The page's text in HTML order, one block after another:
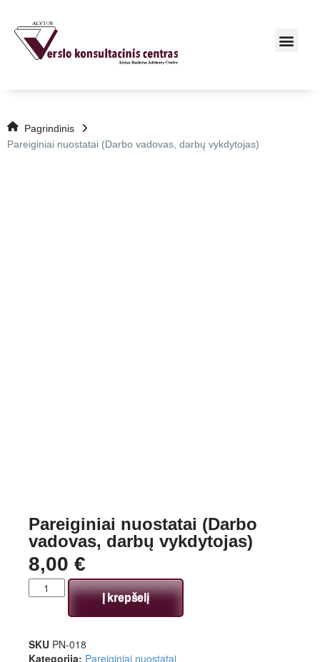
Pagrindinis
Pareiginiai nuostatai (Darbo vadovas, darbų vykdytojas)
Pareiginiai nuostatai (Darbo
vadovas, darbų vykdytojas)
8,00 €
Į krepšelį
SKU PN-018
Kategorija: Pareiginiai nuostatai